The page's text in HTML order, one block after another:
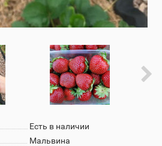
Есть в наличии
Мальвина